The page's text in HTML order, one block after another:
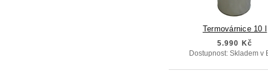
Termovárnice 10 l
5.990 Kč
Dostupnost: Skladem v